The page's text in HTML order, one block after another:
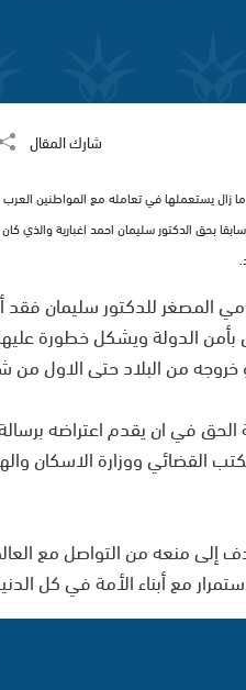
شارك المقال
زال يستعملها في تعامله مع المواطنين
بحق الدكتور سليمان احمد اغبارية والذي
المصغر للدكتور سليمان
بأمن الدولة ويشكل خطورة
من البلاد حتى الاول من
القضائي ووزارة الاسكان
إلى منعه من التواصل مع
مع أبناء الأمة في كل